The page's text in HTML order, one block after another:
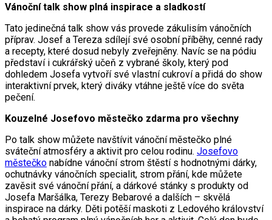
Vánoční talk show plná inspirace a sladkostí
Tato jedinečná talk show vás provede zákulisím vánočních
příprav. Josef a Tereza sdílejí své osobní příběhy, cenné rady
a recepty, které dosud nebyly zveřejněny. Navíc se na pódiu
představí i cukrářský učeň z vybrané školy, který pod
dohledem Josefa vytvoří své vlastní cukroví a přidá do show
interaktivní prvek, který diváky vtáhne ještě více do světa
pečení.
Kouzelné Josefovo městečko zdarma pro všechny
Po talk show můžete navštívit vánoční městečko plné
sváteční atmosféry a aktivit pro celou rodinu. Josefovo
městečko nabídne vánoční strom štěstí s hodnotnými dárky,
ochutnávky vánočních specialit, strom přání, kde můžete
zavěsit své vánoční přání, a dárkové stánky s produkty od
Josefa Maršálka, Terezy Bebarové a dalších – skvělá
inspirace na dárky. Děti potěší maskoti z Ledového království